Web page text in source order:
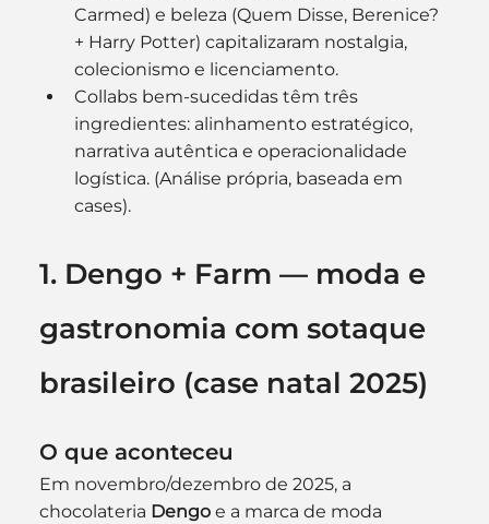
Carmed) e beleza (Quem Disse, Berenice?
+ Harry Potter) capitalizaram nostalgia,
colecionismo e licenciamento.
Collabs bem-sucedidas têm três
ingredientes: alinhamento estratégico,
narrativa autêntica e operacionalidade
logística. (Análise própria, baseada em
cases).
1. Dengo + Farm — moda e
gastronomia com sotaque
brasileiro (case natal 2025)
O que aconteceu
Em novembro/dezembro de 2025, a
chocolateria Dengo e a marca de moda